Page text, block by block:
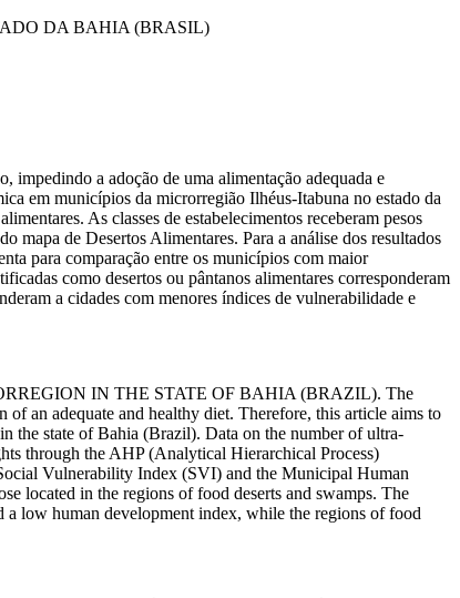
DA BAHIA (BRASIL)
impedindo a adoção de uma alimentação adequada e
em municípios da microrregião Ilhéus-Itabuna no estado da
As classes de estabelecimentos receberam pesos
mapa de Desertos Alimentares. Para a análise dos resultados
para comparação entre os municípios com maior
como desertos ou pântanos alimentares corresponderam
a cidades com menores índices de vulnerabilidade e
IN THE STATE OF BAHIA (BRAZIL). The
an adequate and healthy diet. Therefore, this article aims to
the state of Bahia (Brazil). Data on the number of ultra-
through the AHP (Analytical Hierarchical Process)
Vulnerability Index (SVI) and the Municipal Human
located in the regions of food deserts and swamps. The
a low human development index, while the regions of food